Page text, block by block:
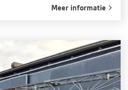
Meer informatie